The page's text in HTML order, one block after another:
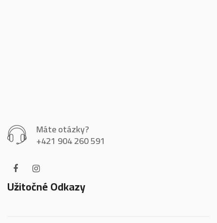
Máte otázky?
+421 904 260 591
Užitočné Odkazy